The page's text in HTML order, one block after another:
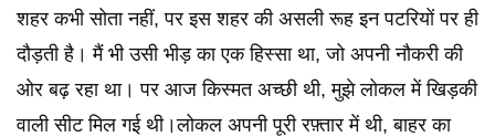
शहर कभी सोता नहीं, पर इस शहर की असली रूह इन पटरियों पर ही
दौड़ती है। मैं भी उसी भीड़ का एक हिस्सा था, जो अपनी नौकरी की
ओर बढ़ रहा था। पर आज किस्मत अच्छी थी, मुझे लोकल में खिड़की
वाली सीट मिल गई थी।लोकल अपनी पूरी रफ़्तार में थी, बाहर का